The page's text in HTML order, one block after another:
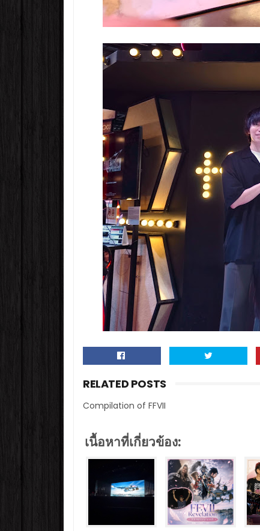
RELATED POSTS
Compilation of FFVII
เนื้อหาที่เกี่ยวข้อง: